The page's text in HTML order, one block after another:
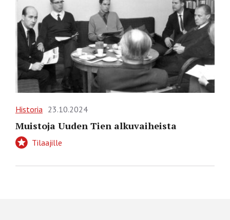
Historia 23.10.2024
Muistoja Uuden Tien alkuvaiheista
Tilaajille